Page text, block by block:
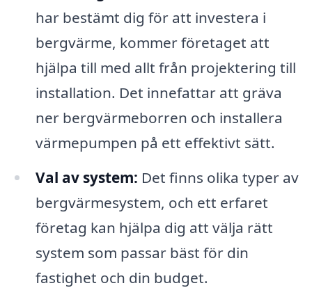
har bestämt dig för att investera i
bergvärme, kommer företaget att
hjälpa till med allt från projektering till
installation. Det innefattar att gräva
ner bergvärmeborren och installera
värmepumpen på ett effektivt sätt.
Val av system: Det finns olika typer av
bergvärmesystem, och ett erfaret
företag kan hjälpa dig att välja rätt
system som passar bäst för din
fastighet och din budget.